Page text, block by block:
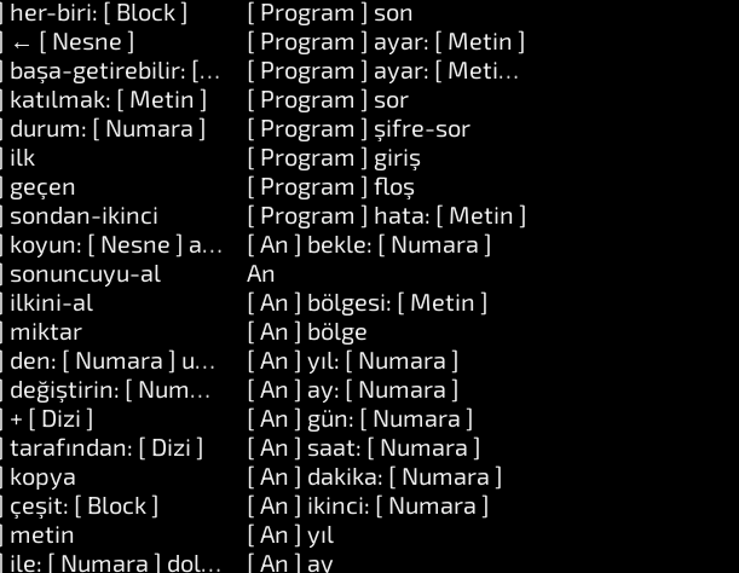
her-biri: [ Block ]
← [ Nesne ]
başa-getirebilir: [ Metin ]
katılmak: [ Metin ]
durum: [ Numara ]
ilk
geçen
sondan-ikinci
koyun: [ Nesne ] at: [ Numara ]
sonuncuyu-al
ilkini-al
miktar
den: [ Numara ] uzunluk: [ Numara ]
değiştirin: [ Numara ] uzunluk: [ Numara ] ile: [ Dizi ]
+ [ Dizi ]
tarafından: [ Dizi ]
kopya
çeşit: [ Block ]
metin
ile: [ Numara ] doldurun: [ Nesne ]
[ Program ] son
[ Program ] ayar: [ Metin ]
[ Program ] ayar: [ Metin ] değeri: [ Metin ]
[ Program ] sor
[ Program ] şifre-sor
[ Program ] giriş
[ Program ] floş
[ Program ] hata: [ Metin ]
[ An ] bekle: [ Numara ]
An
[ An ] bölgesi: [ Metin ]
[ An ] bölge
[ An ] yıl: [ Numara ]
[ An ] ay: [ Numara ]
[ An ] gün: [ Numara ]
[ An ] saat: [ Numara ]
[ An ] dakika: [ Numara ]
[ An ] ikinci: [ Numara ]
[ An ] yıl
[ An ] ay